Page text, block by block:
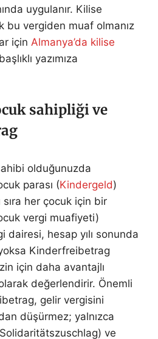
uygulanır. Kilise
bu vergiden muaf olmanız
için Almanya’da kilise
başlıklı yazımıza
sahipliği ve
olduğunuzda
parası (Kindergeld)
sıra her çocuk için bir
vergi muafiyeti)
dairesi, hesap yılı sonunda
yoksa Kinderfreibetrag
için daha avantajlı
değerlendirir. Önemli
gelir vergisini
düşürmez; yalnızca
ve